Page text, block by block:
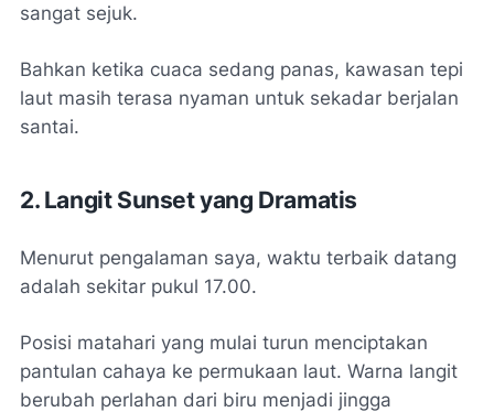
sangat sejuk.
Bahkan ketika cuaca sedang panas, kawasan tepi
laut masih terasa nyaman untuk sekadar berjalan
santai.
2. Langit Sunset yang Dramatis
Menurut pengalaman saya, waktu terbaik datang
adalah sekitar pukul 17.00.
Posisi matahari yang mulai turun menciptakan
pantulan cahaya ke permukaan laut. Warna langit
berubah perlahan dari biru menjadi jingga